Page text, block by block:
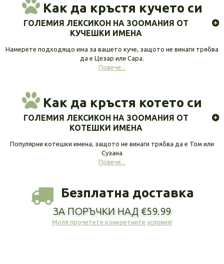
Как да кръстя кучето си
ГОЛЕМИЯ ЛЕКСИКОН НА ЗООМАНИЯ ОТ
КУЧЕШКИ ИМЕНА
Намерете подходящо има за вашето куче, защото не винаги трябва
да е Цезар или Сара.
Повече...
Как да кръстя котето си
ГОЛЕМИЯ ЛЕКСИКОН НА ЗООМАНИЯ ОТ
КОТЕШКИ ИМЕНА
Популярни котешки имена, защото не винаги трябва да е Том или
Сузана
Повече...
Безплатна доставка
ЗА ПОРЪЧКИ НАД €59.99
Моля прочетете конкретните условия!